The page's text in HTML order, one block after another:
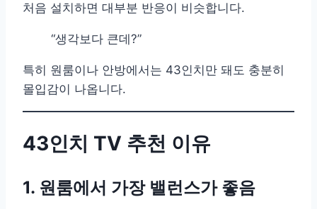
처음 설치하면 대부분 반응이 비슷합니다.
“생각보다 큰데?”
특히 원룸이나 안방에서는 43인치만 돼도 충분히
몰입감이 나옵니다.
43인치 TV 추천 이유
1. 원룸에서 가장 밸런스가 좋음